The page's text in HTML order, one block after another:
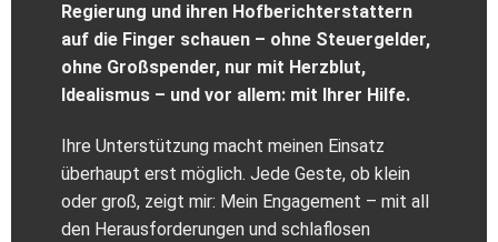
Regierung und ihren Hofberichterstattern
auf die Finger schauen – ohne Steuergelder,
ohne Großspender, nur mit Herzblut,
Idealismus – und vor allem: mit Ihrer Hilfe.
Ihre Unterstützung macht meinen Einsatz
überhaupt erst möglich. Jede Geste, ob klein
oder groß, zeigt mir: Mein Engagement – mit all
den Herausforderungen und schlaflosen